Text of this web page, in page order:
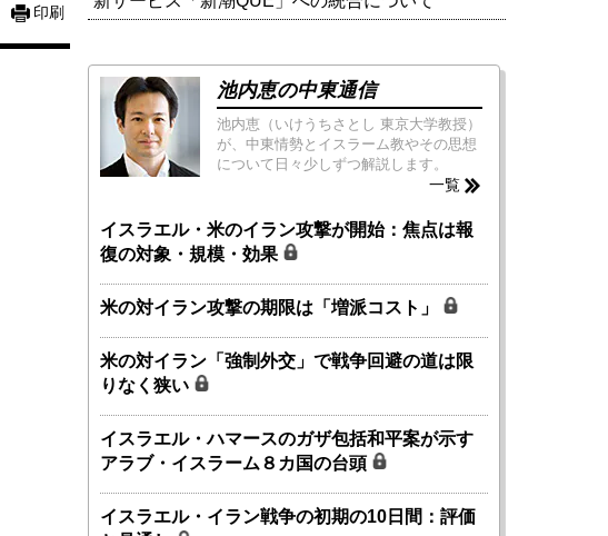
印刷
池内恵の中東通信
池内恵（いけうちさとし 東京大学教授）
が、中東情勢とイスラーム教やその思想
について日々少しずつ解説します。
一覧
イスラエル・米のイラン攻撃が開始：焦点は報
復の対象・規模・効果
米の対イラン攻撃の期限は「増派コスト」
米の対イラン「強制外交」で戦争回避の道は限
りなく狭い
イスラエル・ハマースのガザ包括和平案が示す
アラブ・イスラーム８カ国の台頭
イスラエル・イラン戦争の初期の10日間：評価